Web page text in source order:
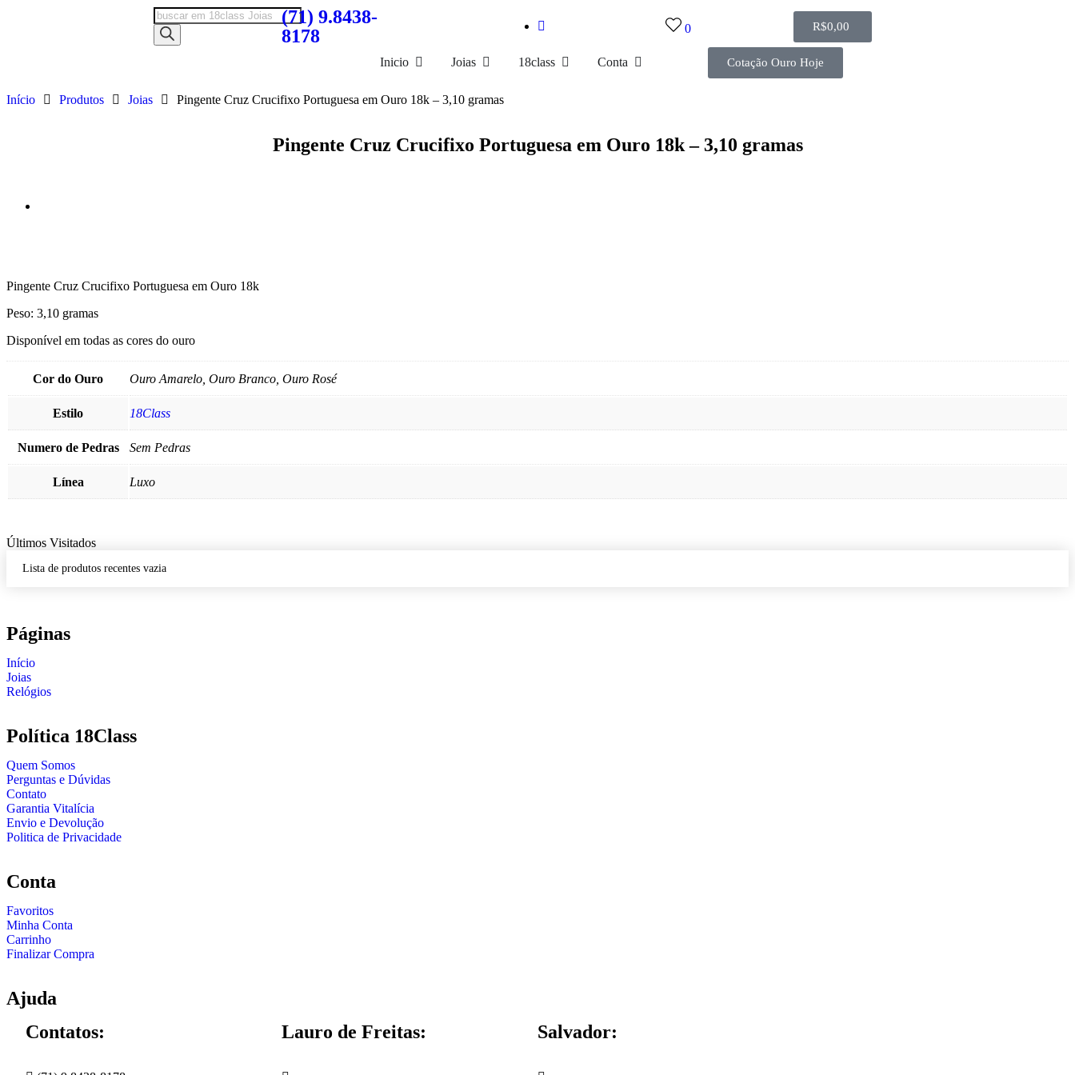
(71) 9.8438-
8178
0 R$0,00
Inicio Joias 18class Conta Cotação Ouro Hoje
Início Produtos Joias Pingente Cruz Crucifixo Portuguesa em Ouro 18k – 3,10 gramas
Pingente Cruz Crucifixo Portuguesa em Ouro 18k – 3,10 gramas
Pingente Cruz Crucifixo Portuguesa em Ouro 18k
Peso: 3,10 gramas
Disponível em todas as cores do ouro
Cor do Ouro Ouro Amarelo, Ouro Branco, Ouro Rosé
Estilo 18Class
Numero de Pedras Sem Pedras
Línea Luxo
Últimos Visitados
Lista de produtos recentes vazia
Páginas
Início
Joias
Relógios
Política 18Class
Quem Somos
Perguntas e Dúvidas
Contato
Garantia Vitalícia
Envio e Devolução
Politica de Privacidade
Conta
Favoritos
Minha Conta
Carrinho
Finalizar Compra
Ajuda
Contatos:
Lauro de Freitas: Salvador: